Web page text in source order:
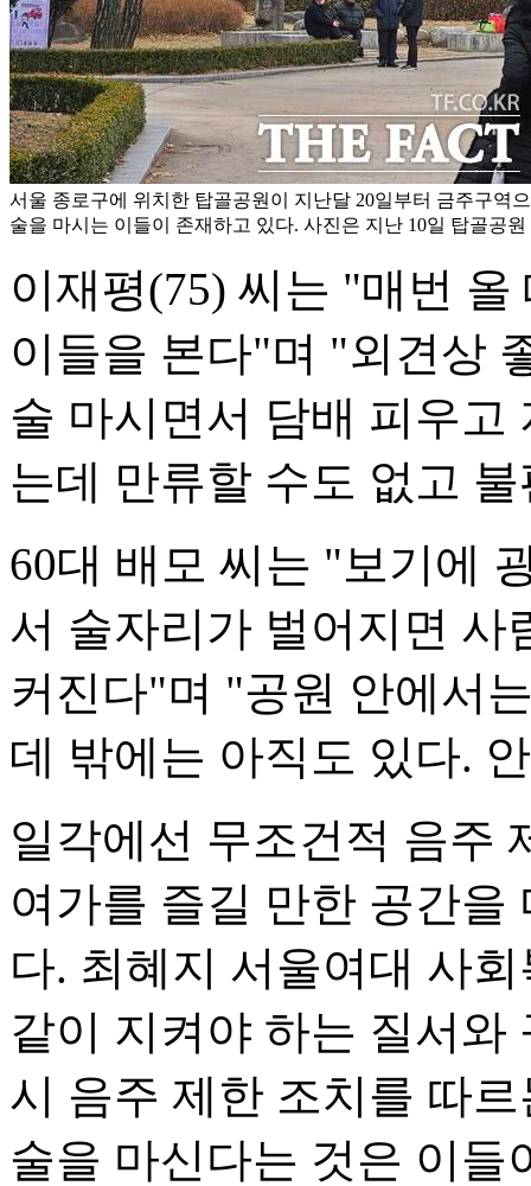
서울 종로구에 위치한 탑골공원이 지난달 20일부터 금주구역
술을 마시는 이들이 존재하고 있다. 사진은 지난 10일 탑골공
이재평(75) 씨는 "매번
이들을 본다"며 "외견상
술 마시면서 담배 피우고
는데 만류할 수도 없고
60대 배모 씨는 "보기에
서 술자리가 벌어지면 사
커진다"며 "공원 안에서
데 밖에는 아직도 있다.
일각에선 무조건적 음주
여가를 즐길 만한 공간을
다. 최혜지 서울여대 사
같이 지켜야 하는 질서와
시 음주 제한 조치를 따
술을 마신다는 것은 이들